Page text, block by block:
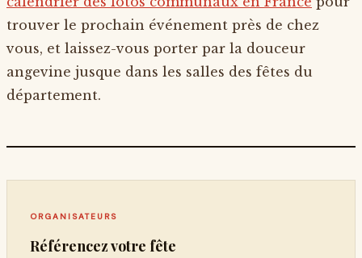
trouver le prochain événement près de chez
vous, et laissez-vous porter par la douceur
angevine jusque dans les salles des fêtes du
département.
ORGANISATEURS
Référencez votre fête